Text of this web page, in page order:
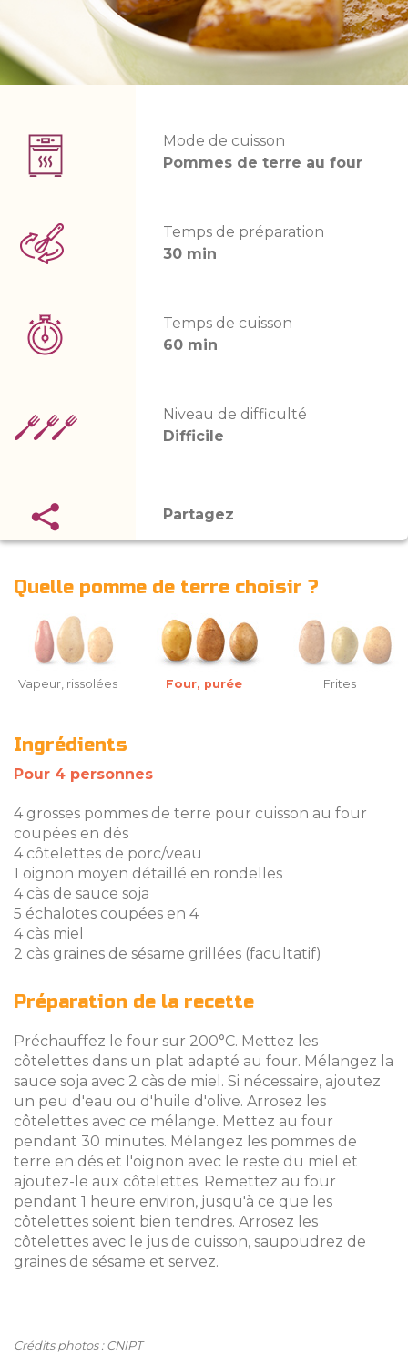
Mode de cuisson
Pommes de terre au four
Temps de préparation
30 min
Temps de cuisson
60 min
Niveau de difficulté
Difficile
Partagez
Quelle pomme de terre choisir ?
Vapeur, rissolées Four, purée Frites
Ingrédients
Pour 4 personnes
4 grosses pommes de terre pour cuisson au four
coupées en dés
4 côtelettes de porc/veau
1 oignon moyen détaillé en rondelles
4 càs de sauce soja
5 échalotes coupées en 4
4 càs miel
2 càs graines de sésame grillées (facultatif)
Préparation de la recette
Préchauffez le four sur 200°C. Mettez les
côtelettes dans un plat adapté au four. Mélangez la
sauce soja avec 2 càs de miel. Si nécessaire, ajoutez
un peu d'eau ou d'huile d'olive. Arrosez les
côtelettes avec ce mélange. Mettez au four
pendant 30 minutes. Mélangez les pommes de
terre en dés et l'oignon avec le reste du miel et
ajoutez-le aux côtelettes. Remettez au four
pendant 1 heure environ, jusqu'à ce que les
côtelettes soient bien tendres. Arrosez les
côtelettes avec le jus de cuisson, saupoudrez de
graines de sésame et servez.
Crédits photos : CNIPT